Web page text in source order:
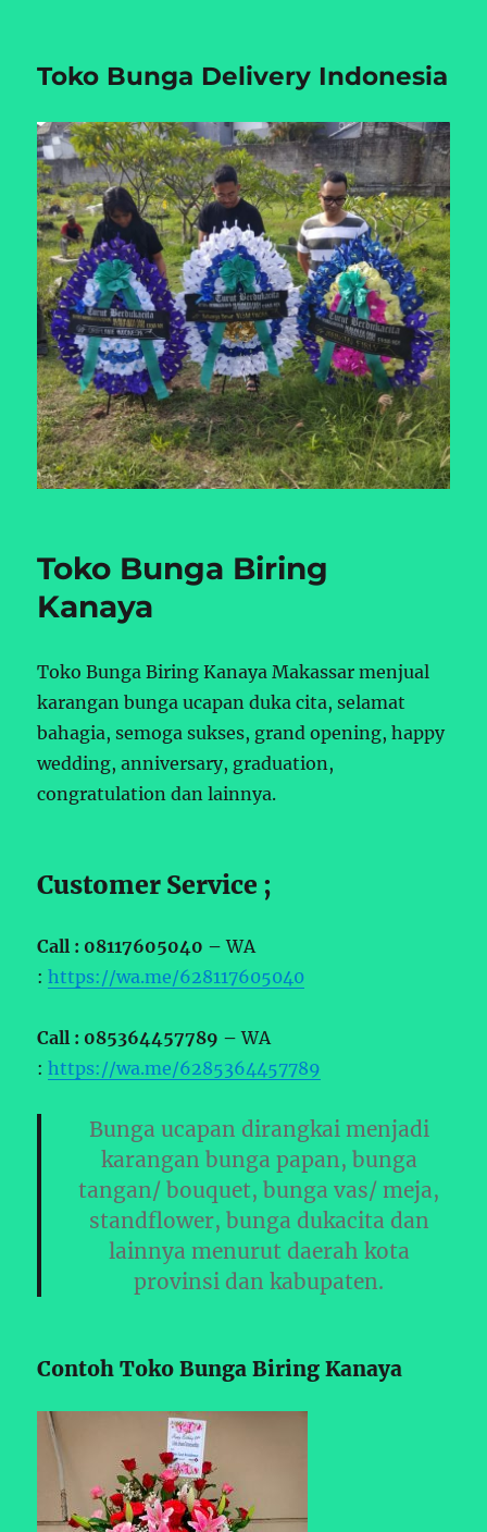
Toko Bunga Delivery Indonesia
Toko Bunga Biring
Kanaya
Toko Bunga Biring Kanaya Makassar menjual
karangan bunga ucapan duka cita, selamat
bahagia, semoga sukses, grand opening, happy
wedding, anniversary, graduation,
congratulation dan lainnya.
Customer Service ;
Call : 08117605040 –WA
:https://wa.me/628117605040
Call : 085364457789 –WA
:https://wa.me/6285364457789
Bunga ucapan dirangkai menjadi
karangan bunga papan, bunga
tangan/ bouquet, bunga vas/ meja,
standflower, bunga dukacita dan
lainnya menurut daerah kota
provinsi dan kabupaten.
Contoh Toko Bunga Biring Kanaya